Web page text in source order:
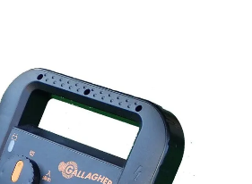
テゴリから選ぶ